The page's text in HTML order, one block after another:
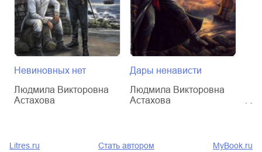
Невиновных нет
Людмила Викторовна
Астахова
Дары ненависти
Людмила Викторовна
Астахова
Litres.ru Стать автором MyBook.ru